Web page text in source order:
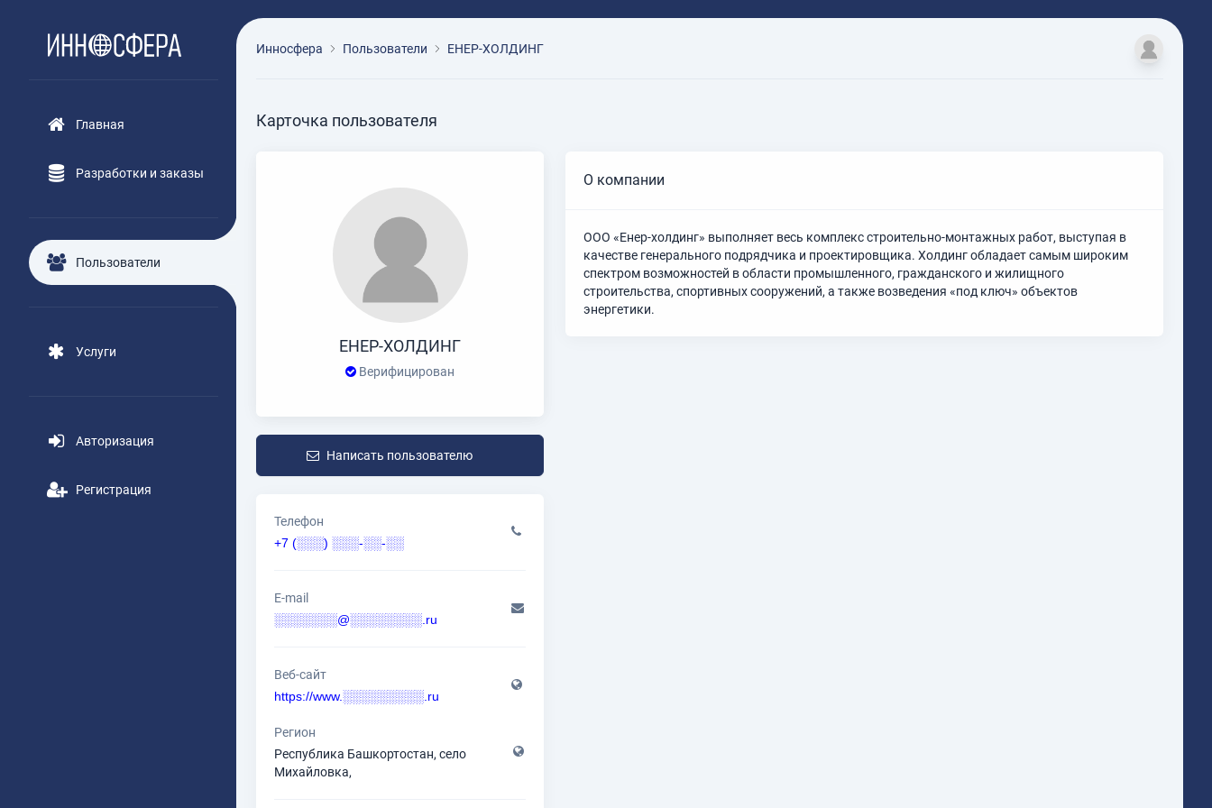
Главная
Разработки и заказы
Пользователи
Услуги
Авторизация
Регистрация
Инносфера Пользователи ЕНЕР-ХОЛДИНГ
Карточка пользователя
ЕНЕР-ХОЛДИНГ
Верифицирован
Написать пользователю
Телефон
+7 (░░░) ░░░-░░-░░
E-mail
░░░░░░░@░░░░░░░░.ru
Веб-сайт
https://www.░░░░░░░░░.ru
Регион
Республика Башкортостан, село
Михайловка,
О компании
ООО «Енер-холдинг» выполняет весь комплекс строительно-монтажных работ, выступая в
качестве генерального подрядчика и проектировщика. Холдинг обладает самым широким
спектром возможностей в области промышленного, гражданского и жилищного
строительства, спортивных сооружений, а также возведения «под ключ» объектов
энергетики.